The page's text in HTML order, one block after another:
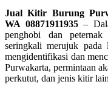
Jual Kitir Burung
WA 08871911935–
penghobi dan
seringkali merujuk pada
mengidentifikasi dan
Purwakarta, permintaan
perkutut, dan jenis kitir